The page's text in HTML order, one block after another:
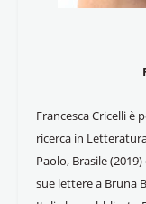
Francesca Cricelli
ricerca in
Paolo, Brasile
sue lettere a Bruna